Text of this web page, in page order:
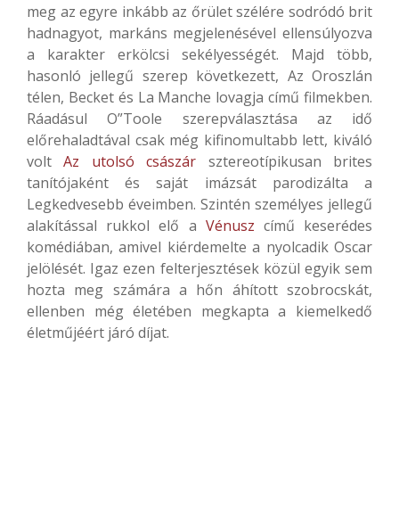
meg az egyre inkább az őrület szélére sodródó brit
hadnagyot, markáns megjelenésével ellensúlyozva
a karakter erkölcsi sekélyességét. Majd több,
hasonló jellegű szerep következett, Az Oroszlán
télen, Becket és La Manche lovagja című filmekben.
Ráadásul O”Toole szerepválasztása az idő
előrehaladtával csak még kifinomultabb lett, kiváló
voltAz utolsó császár sztereotípikusan brites
tanítójaként és saját imázsát parodizálta a
Legkedvesebb éveimben. Szintén személyes jellegű
alakítással rukkol elő a Vénusz című keserédes
komédiában, amivel kiérdemelte a nyolcadik Oscar
jelölését. Igaz ezen felterjesztések közül egyik sem
hozta meg számára a hőn áhított szobrocskát,
ellenben még életében megkapta a kiemelkedő
életműjéért járó díjat.